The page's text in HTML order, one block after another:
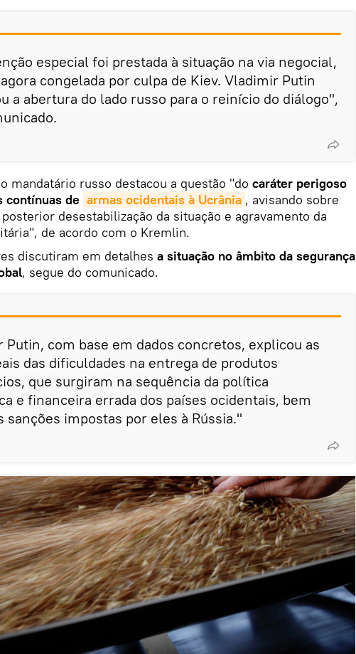
especial foi prestada à situação na via negocial,
congelada por culpa de Kiev. Vladimir Putin
a abertura do lado russo para o reinício do diálogo",
mandatário russo destacou a questão "do caráter perigoso
contínuas de armas ocidentais à Ucrânia , avisando sobre
desestabilização da situação e agravamento da
de acordo com o Kremlin.
discutiram em detalhes a situação no âmbito da segurança
, segue do comunicado.
Putin, com base em dados concretos, explicou as
das dificuldades na entrega de produtos
que surgiram na sequência da política
e financeira errada dos países ocidentais, bem
sanções impostas por eles à Rússia."